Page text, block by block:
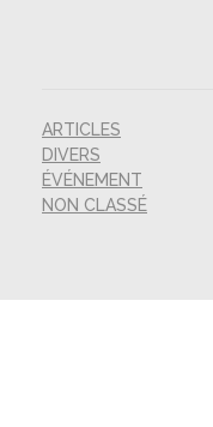
ARTICLES
DIVERS
ÉVÉNEMENT
NON CLASSÉ